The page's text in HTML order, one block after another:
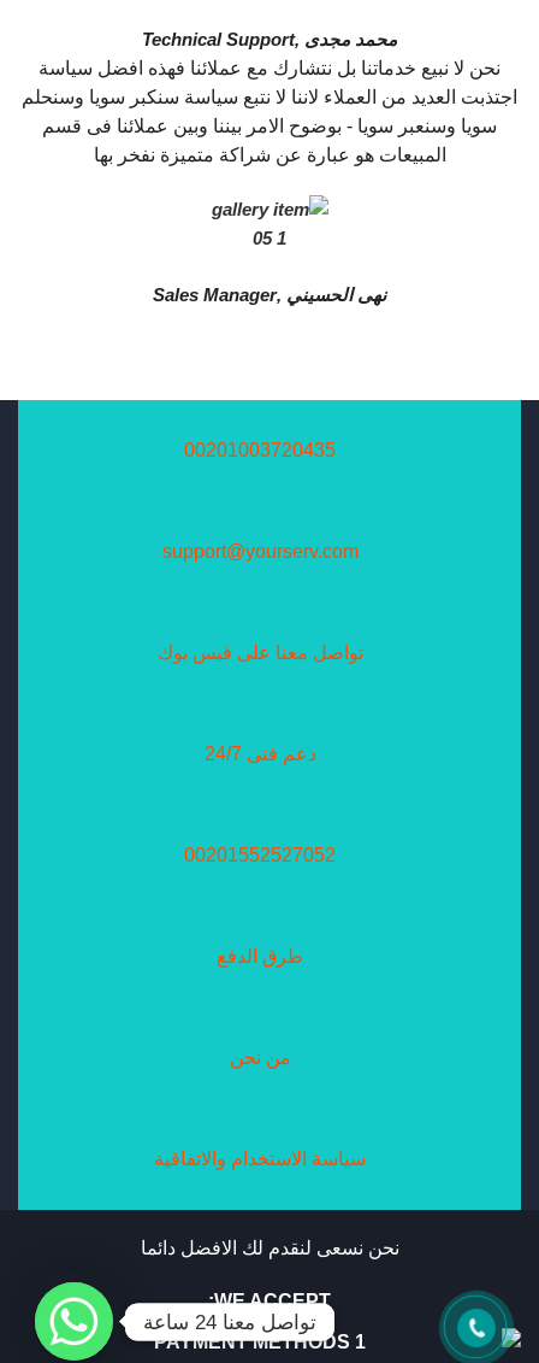
محمد مجدى ,Technical Support
نحن لا نبيع خدماتنا بل نتشارك مع عملائنا فهذه افضل سياسة
اجتذبت العديد من العملاء لاننا لا نتبع سياسة سنكبر سويا وسنحلم
سويا وسنعبر سويا - بوضوح الامر بيننا وبين عملائنا فى قسم
المبيعات هو عبارة عن شراكة متميزة نفخر بها
نهى الحسيني ,Sales Manager
00201003720435
support@yourserv.com
تواصل معنا على فيس بوك
دعم فنى 24/7
00201552527052
طرق الدفع
من نحن
سياسة الاستخدام والاتفاقية
نحن نسعى لنقدم لك الافضل دائما
WE ACCEPT:
تواصل معنا 24 ساعة
تواصل معنا 24 ساعة